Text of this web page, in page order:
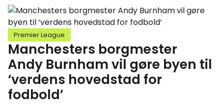
Premier League
Manchesters borgmester
Andy Burnham vil gøre byen til
‘verdens hovedstad for
fodbold’